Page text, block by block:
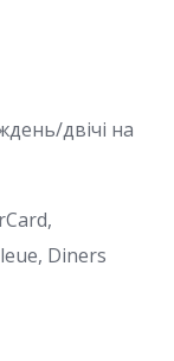
двічі на
Diners